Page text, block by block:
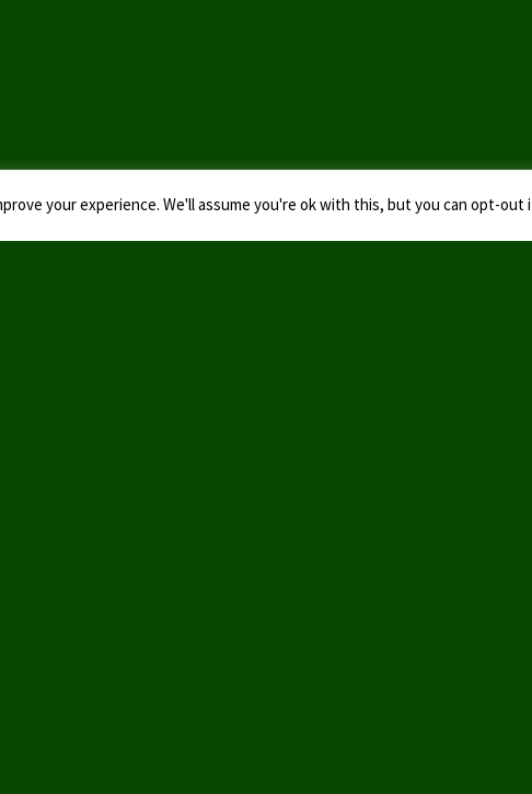
your experience. We'll assume you're ok with this, but you can opt-out